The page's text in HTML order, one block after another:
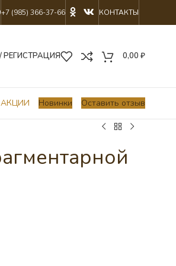
+7 (985) 366-37-66 КОНТАКТЫ
РЕГИСТРАЦИЯ 0,00 ₽
АКЦИИ Новинки Оставить отзыв